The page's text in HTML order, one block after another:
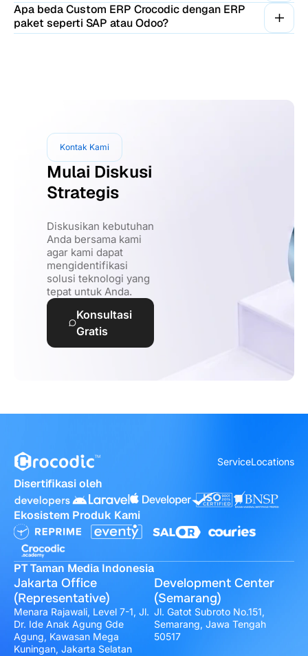
Apa beda Custom ERP Crocodic dengan ERP
paket seperti SAP atau Odoo?
Kontak Kami
Mulai Diskusi
Strategis
Diskusikan kebutuhan
Anda bersama kami
agar kami dapat
mengidentifikasi
solusi teknologi yang
tepat untuk Anda.
Konsultasi
Gratis
ServiceLocations
Disertifikasi oleh
Ekosistem Produk Kami
PT Taman Media Indonesia
Jakarta Office
(Representative)
Menara Rajawali, Level 7-1, Jl.
Dr. Ide Anak Agung Gde
Agung, Kawasan Mega
Kuningan, Jakarta Selatan
Development Center
(Semarang)
Jl. Gatot Subroto No.151,
Semarang, Jawa Tengah
50517